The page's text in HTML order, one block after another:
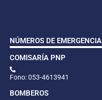
NÚMEROS DE EMERGENCIA
COMISARÍA PNP
Fono: 053-4613941
BOMBEROS